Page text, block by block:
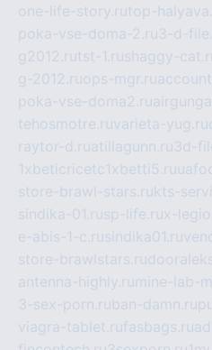
one-life-story.rutop-
poka-vse-doma-2.ru3-d-
g2012.rutst-1.rushaggy-
g-2012.ruops-mgr.ru
poka-vse-doma2.ru
tehosmotre.ruvarieta-yug.ru
raytor-d.ruatillagunn.ru3d-
1xbeticricetc1xbetti5.ru
store-brawl-stars.rukts-
sindika-01.rusp-life.rux-
e-abis-1-c.rusindika01.ru
store-brawlstars.ru
antenna-highly.ru mine-lab-
3-sex-porn.ruban-damn.ru
viagra-tablet.rufasbags.ru